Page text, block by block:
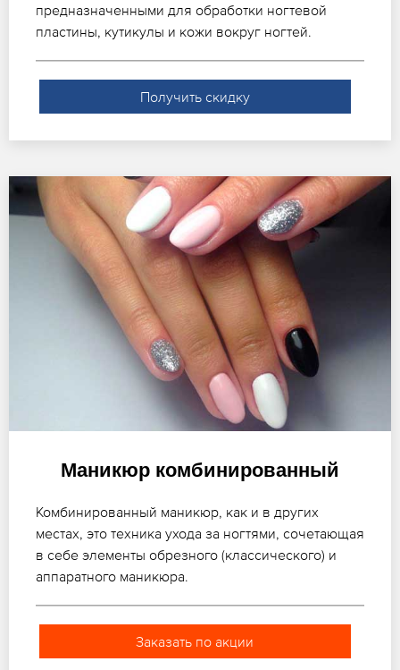
предназначенными для обработки ногтевой
пластины, кутикулы и кожи вокруг ногтей.
Получить скидку
Маникюр комбинированный
Комбинированный маникюр, как и в других
местах, это техника ухода за ногтями, сочетающая
в себе элементы обрезного (классического) и
аппаратного маникюра.
Заказать по акции